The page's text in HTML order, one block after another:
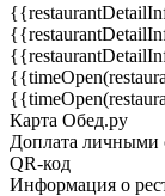
Карта Обед.ру
Доплата личными
QR-код
Информация о